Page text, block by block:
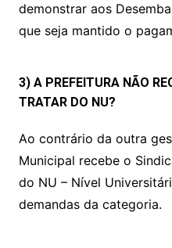
demonstrar aos
que seja mantido o
3) A PREFEITURA NÃO
TRATAR DO NU?
Ao contrário da outra
Municipal recebe o
do NU – Nível
demandas da categoria.